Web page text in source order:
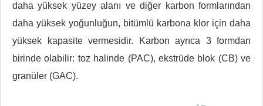
daha yüksek yüzey alanı ve diğer karbon formlarından
daha yüksek yoğunluğun, bitümlü karbona klor için daha
yüksek kapasite vermesidir. Karbon ayrıca 3 formdan
birinde olabilir: toz halinde (PAC), ekstrüde blok (CB) ve
granüler (GAC).